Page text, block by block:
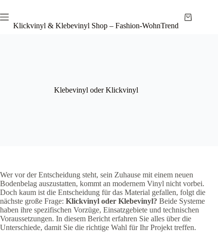
Inhalt
springenKlickvinyl & Klebevinyl Shop – Fashion-WohnTrend
Warenkorb
Klebevinyl oder Klickvinyl
Wer vor der Entscheidung steht, sein Zuhause mit einem neuen
Bodenbelag auszustatten, kommt an modernem Vinyl nicht vorbei.
Doch kaum ist die Entscheidung für das Material gefallen, folgt die
nächste große Frage: Klickvinyl oder Klebevinyl? Beide Systeme
haben ihre spezifischen Vorzüge, Einsatzgebiete und technischen
Voraussetzungen. In diesem Bericht erfahren Sie alles über die
Unterschiede, damit Sie die richtige Wahl für Ihr Projekt treffen.